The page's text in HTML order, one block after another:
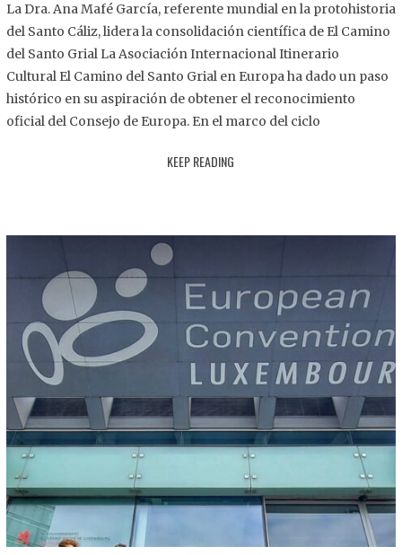
8
2
2
La Dra. Ana Mafé García, referente mundial en la protohistoria
del Santo Cáliz, lidera la consolidación científica de El Camino
del Santo Grial La Asociación Internacional Itinerario
Cultural El Camino del Santo Grial en Europa ha dado un paso
histórico en su aspiración de obtener el reconocimiento
oficial del Consejo de Europa. En el marco del ciclo
KEEP READING